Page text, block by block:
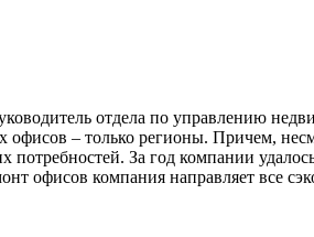
отдела по управлению
– только регионы. Причем,
За год компании
офисов компания направляет все